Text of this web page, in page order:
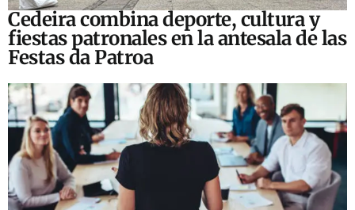
Cedeira combina deporte, cultura y
fiestas patronales en la antesala de las
Festas da Patroa